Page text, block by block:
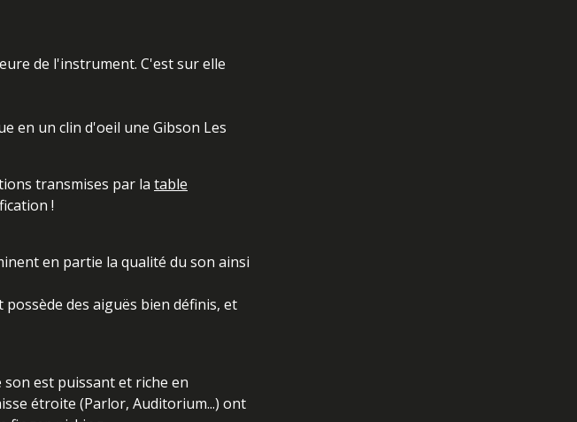
de l'instrument. C'est sur elle
en un clin d'oeil une Gibson Les
transmises par la table
!
en partie la qualité du son ainsi
des aiguës bien définis, et
son est puissant et riche en
étroite (Parlor, Auditorium...) ont